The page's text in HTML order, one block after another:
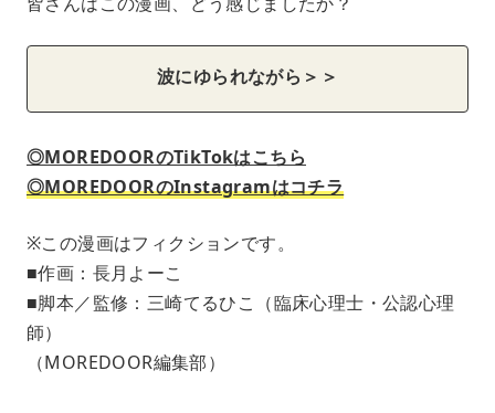
波にゆられながら＞＞
◎MOREDOORのTikTokはこちら
◎MOREDOORのInstagramはコチラ
※この漫画はフィクションです。
■作画：長月よーこ
■脚本／監修：三崎てるひこ（臨床心理士・公認心理
師）
（MOREDOOR編集部）